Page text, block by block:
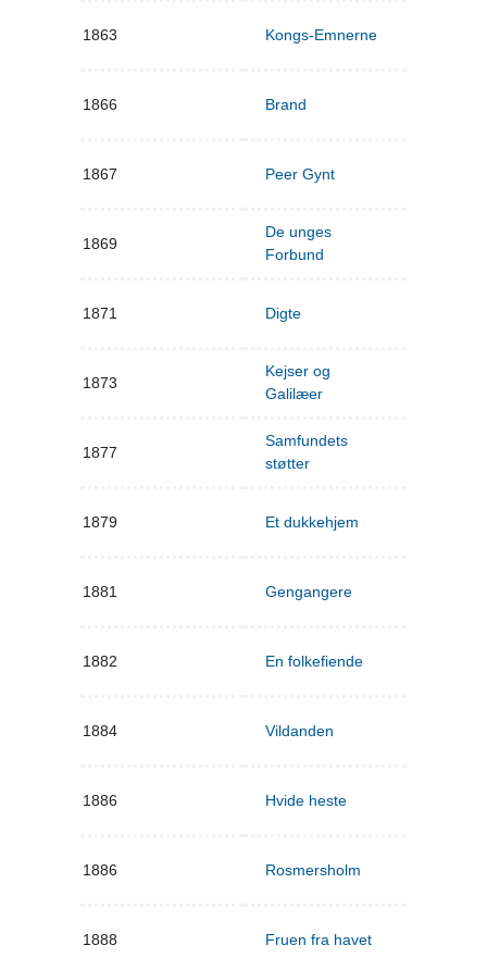
1863 Kongs-Emnerne
1866 Brand
1867 Peer Gynt
1869
De unges
Forbund
1871 Digte
1873
Kejser og
Galilæer
1877
Samfundets
støtter
1879 Et dukkehjem
1881 Gengangere
1882 En folkefiende
1884 Vildanden
1886 Hvide heste
1886 Rosmersholm
1888 Fruen fra havet